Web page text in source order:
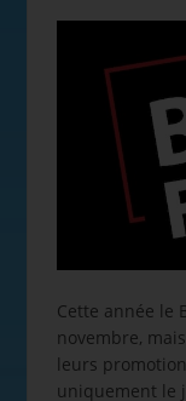
Cette année le
novembre,
leurs
uniquement le